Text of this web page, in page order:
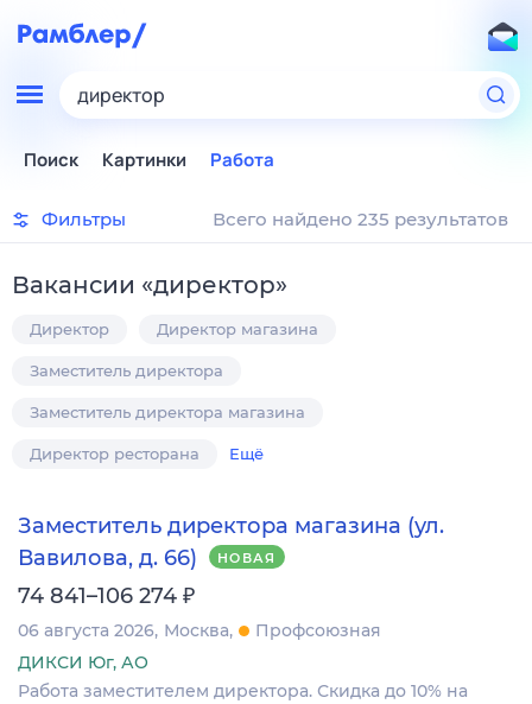
директор
Поиск Картинки Работа
Фильтры Всего найдено 235 результатов
Вакансии «директор»
Директор Директор магазина
Заместитель директора
Заместитель директора магазина
Директор ресторана Ещё
Заместитель директора магазина (ул.
Вавилова, д. 66)
НОВАЯ
74 841–106 274 ₽
06 августа 2026 Москва
Профсоюзная
ДИКСИ Юг, АО
Работа заместителем директора. Скидка до 10% на